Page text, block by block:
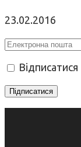
23.02.2016
Відписатися